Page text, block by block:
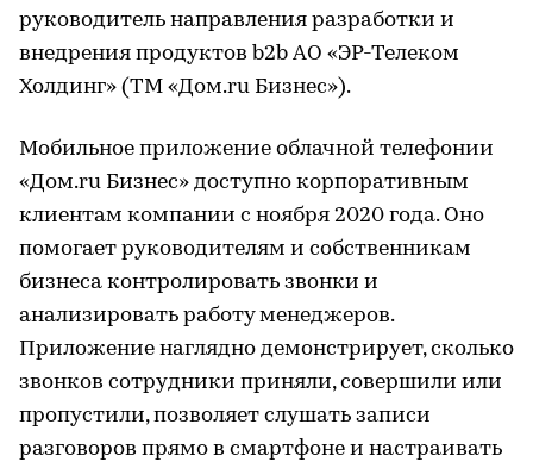
руководитель направления разработки и
внедрения продуктов b2b АО «ЭР-Телеком
Холдинг» (ТМ «Дом.ru Бизнес»).
Мобильное приложение облачной телефонии
«Дом.ru Бизнес» доступно корпоративным
клиентам компании с ноября 2020 года. Оно
помогает руководителям и собственникам
бизнеса контролировать звонки и
анализировать работу менеджеров.
Приложение наглядно демонстрирует, сколько
звонков сотрудники приняли, совершили или
пропустили, позволяет слушать записи
разговоров прямо в смартфоне и настраивать